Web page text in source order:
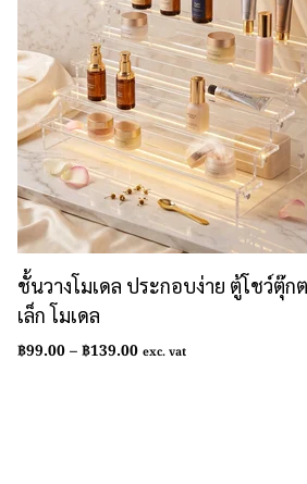
ชั้นวางโมเดล ประกอบง่าย ตู้โชว์ตุ๊
เล็ก โมเดล
฿99.00–฿139.00Price
exc. vat